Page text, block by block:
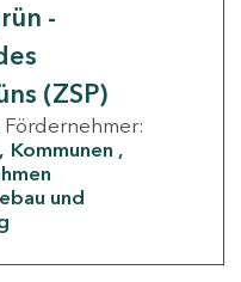
-
(ZSP)
Fördernehmer:
Kommunen
und